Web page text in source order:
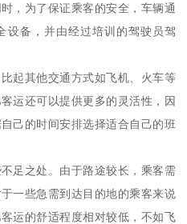
，为了保证乘客的安全，车辆通
设备，并由经过培训的驾驶员驾
起其他交通方式如飞机、火车等
运还可以提供更多的灵活性，因
己的时间安排选择适合自己的班
足之处。由于路途较长，乘客需
一些急需到达目的地的乘客来说
运的舒适程度相对较低，不如飞